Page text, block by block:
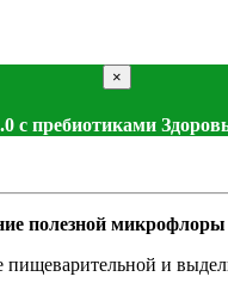
×
с пребиотиками
полезной
и